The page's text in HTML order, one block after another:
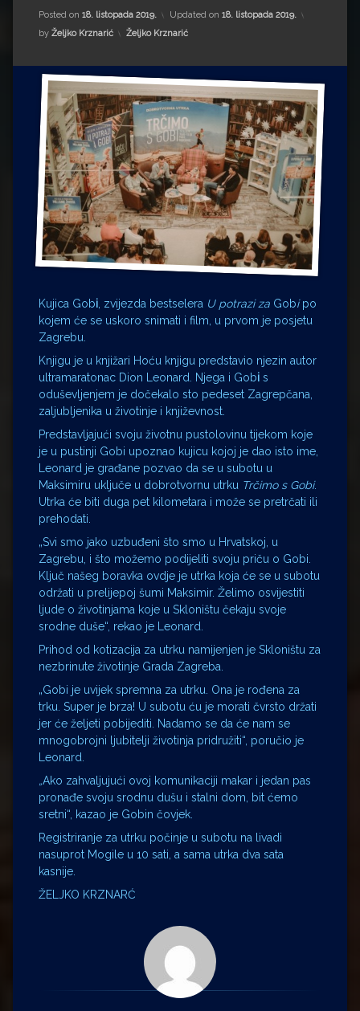
Drugi autori
Drugi autori
Matea Andrić
Ljiljana Lekanić-Kljaić
Željko Krznarić
Mario Lovreković
Miroslav Šantek
Posted on 18. listopada 2019. Updated on 18. listopada 2019.
by Željko Krznarić Kategorije:
Željko Krznarić
Kujica Gobi, zvijezda bestselera U potrazi za Gobipo
kojem će se uskoro snimati i film, u prvom je posjetu
Zagrebu.
Knjigu je u knjižari Hoću knjigu predstavio njezin autor
ultramaratonac Dion Leonard. Njega i Gobi s
oduševljenjem je dočekalo sto pedeset Zagrepčana,
zaljubljenika u životinje i književnost.
Predstavljajući svoju životnu pustolovinu tijekom koje
je u pustinji Gobi upoznao kujicu kojoj je dao isto ime,
Leonard je građane pozvao da se u subotu u
Maksimiru uključe u dobrotvornu utrku Trčimo s Gobi.
Utrka će biti duga pet kilometara i može se pretrčati ili
prehodati.
„Svi smo jako uzbuđeni što smo u Hrvatskoj, u
Zagrebu, i što možemo podijeliti svoju priču o Gobi.
Ključ našeg boravka ovdje je utrka koja će se u subotu
održati u prelijepoj šumi Maksimir. Želimo osvijestiti
ljude o životinjama koje u Skloništu čekaju svoje
srodne duše“, rekao je Leonard.
Prihod od kotizacija za utrku namijenjen je Skloništu za
nezbrinute životinje Grada Zagreba.
„Gobi je uvijek spremna za utrku. Ona je rođena za
trku. Super je brza! U subotu ću je morati čvrsto držati
jer će željeti pobijediti. Nadamo se da će nam se
mnogobrojni ljubitelji životinja pridružiti“, poručio je
Leonard.
„Ako zahvaljujući ovoj komunikaciji makar i jedan pas
pronađe svoju srodnu dušu i stalni dom, bit ćemo
sretni“, kazao je Gobin čovjek.
Registriranje za utrku počinje u subotu na livadi
nasuprot Mogile u 10 sati, a sama utrka dva sata
kasnije.
ŽELJKO KRZNARĆ